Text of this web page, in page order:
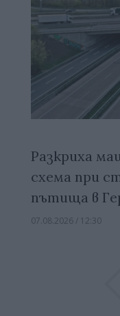
Разкриха
схема при
пътища в
07.08.2026 / 12:30